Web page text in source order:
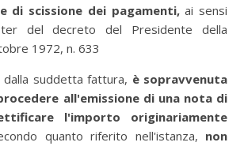
di scissione dei pagamenti,ai sensi
del decreto del Presidente della
1972, n. 633
dalla suddetta fattura, è sopravvenuta
all'emissione di una nota di
l'importo originariamente
quanto riferito nell'istanza, non